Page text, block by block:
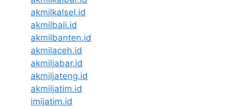
akmilkalsel.id
akmilbali.id
akmilbanten.id
akmilaceh.id
akmiljabar.id
akmiljateng.id
akmiljatim.id
imijatim.id